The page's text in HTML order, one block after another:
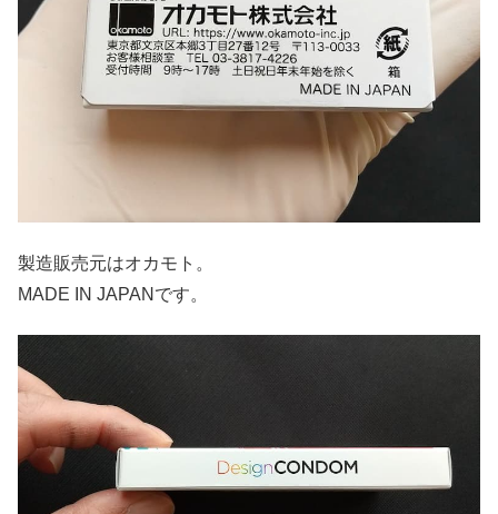
製造販売元はオカモト。
MADE IN JAPANです。